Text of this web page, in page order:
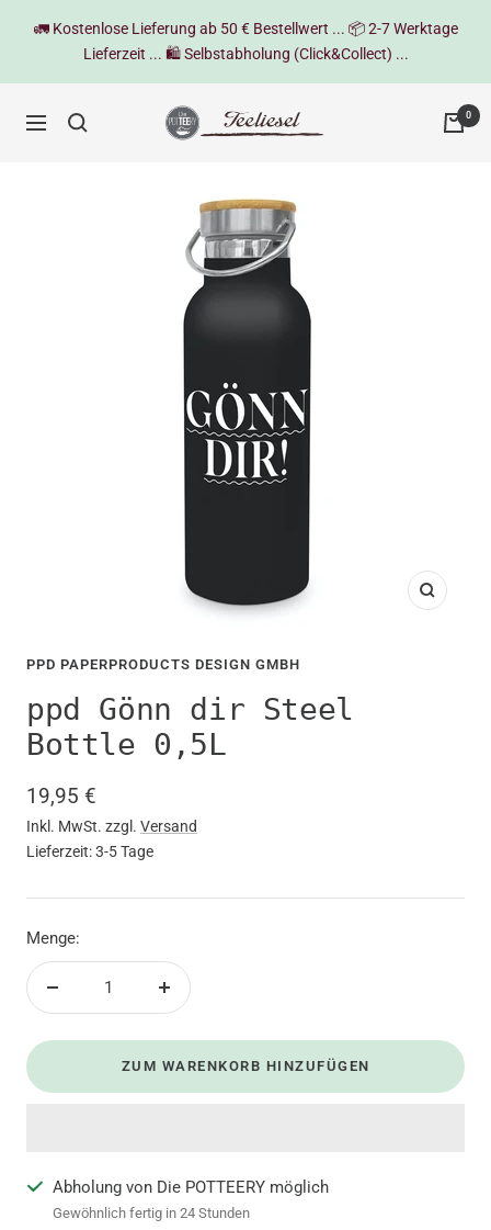
🚛 Kostenlose Lieferung ab 50 € Bestellwert ... 📦 2-7 Werktage
Lieferzeit ... 🛍️ Selbstabholung (Click&Collect) ...
Navigation
Teeliesel 0
Zoom
PPD PAPERPRODUCTS DESIGN GMBH
ppd Gönn dir Steel
Bottle 0,5L
Angebotspreis
19,95 €
Inkl. MwSt. zzgl. Versand
Lieferzeit: 3-5 Tage
Menge:
Menge
ZUM WARENKORB HINZUFÜGEN
Abholung von Die POTTEERY möglich
Gewöhnlich fertig in 24 Stunden